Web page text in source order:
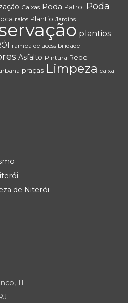
Caixas Poda Patrol Poda
ralos Plantio Jardins
plantios
rampa de acessibilidade
Asfalto Pintura Rede
praças Limpeza caixa
de Niterói
11